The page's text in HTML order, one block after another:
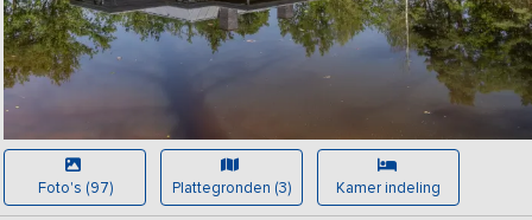
Foto's (97) Plattegronden (3) Kamer indeling